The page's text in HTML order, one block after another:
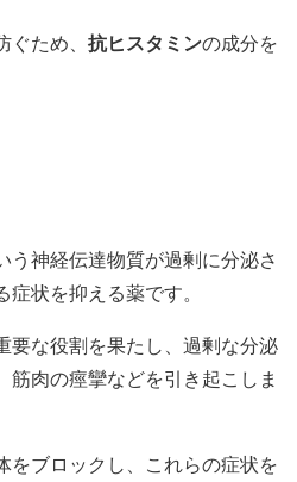
ぐため、 抗ヒスタミンの成分を
う神経伝達物質が過剰に分泌さ
状を抑える薬です。
要な役割を果たし、過剰な分泌
筋肉の痙攣などを引き起こしま
をブロックし、これらの症状を